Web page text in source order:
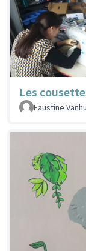
Les
Faustine